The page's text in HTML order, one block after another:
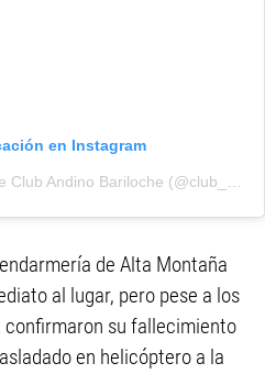
en Instagram
Una publicación compartida de Club Andino Bariloche (@club_andino_bariloche)
de Alta Montaña
al lugar, pero pese a los
su fallecimiento
en helicóptero a la